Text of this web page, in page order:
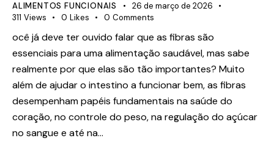
ALIMENTOS FUNCIONAIS
26 de março de 2026
311 Views 0 Likes 0 Comments
ocê já deve ter ouvido falar que as fibras são
essenciais para uma alimentação saudável, mas sabe
realmente por que elas são tão importantes? Muito
além de ajudar o intestino a funcionar bem, as fibras
desempenham papéis fundamentais na saúde do
coração, no controle do peso, na regulação do açúcar
no sangue e até na…